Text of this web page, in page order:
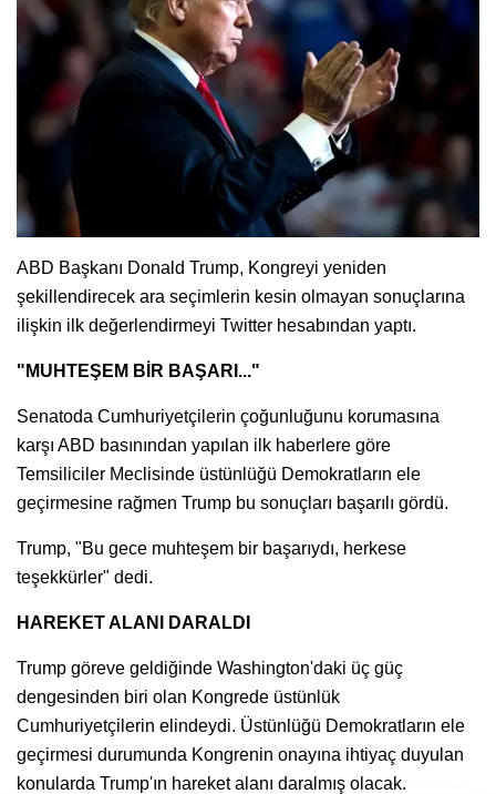
ABD Başkanı Donald Trump, Kongreyi yeniden
şekillendirecek ara seçimlerin kesin olmayan sonuçlarına
ilişkin ilk değerlendirmeyi Twitter hesabından yaptı.
"MUHTEŞEM BİR BAŞARI..."
Senatoda Cumhuriyetçilerin çoğunluğunu korumasına
karşı ABD basınından yapılan ilk haberlere göre
Temsiliciler Meclisinde üstünlüğü Demokratların ele
geçirmesine rağmen Trump bu sonuçları başarılı gördü.
Trump, "Bu gece muhteşem bir başarıydı, herkese
teşekkürler" dedi.
HAREKET ALANI DARALDI
Trump göreve geldiğinde Washington'daki üç güç
dengesinden biri olan Kongrede üstünlük
Cumhuriyetçilerin elindeydi. Üstünlüğü Demokratların ele
geçirmesi durumunda Kongrenin onayına ihtiyaç duyulan
konularda Trump'ın hareket alanı daralmış olacak.